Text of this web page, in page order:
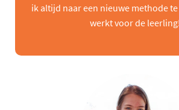
ik altijd naar een nieuwe methode
werkt voor de